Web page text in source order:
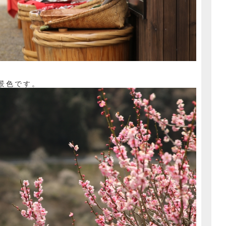
色です。